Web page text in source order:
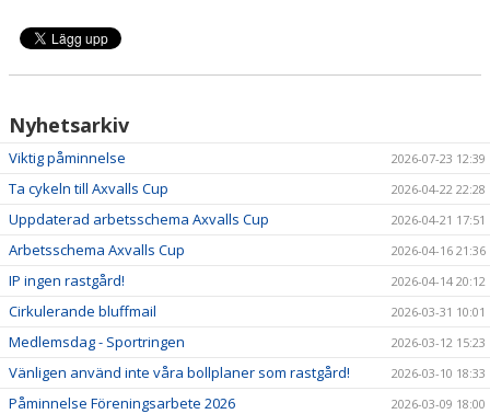
Nyhetsarkiv
Viktig påminnelse 2026-07-23 12:39
Ta cykeln till Axvalls Cup 2026-04-22 22:28
Uppdaterad arbetsschema Axvalls Cup 2026-04-21 17:51
Arbetsschema Axvalls Cup 2026-04-16 21:36
IP ingen rastgård! 2026-04-14 20:12
Cirkulerande bluffmail 2026-03-31 10:01
Medlemsdag - Sportringen 2026-03-12 15:23
Vänligen använd inte våra bollplaner som rastgård! 2026-03-10 18:33
Påminnelse Föreningsarbete 2026 2026-03-09 18:00